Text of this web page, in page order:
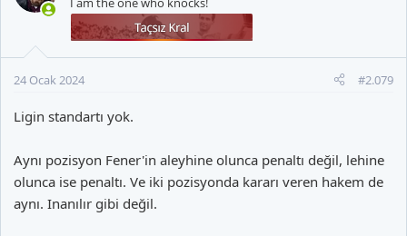
l
24 Ocak 2024 #2.079
Ligin standartı yok.
Aynı pozisyon Fener'in aleyhine olunca penaltı değil, lehine
olunca ise penaltı. Ve iki pozisyonda kararı veren hakem de
aynı. Inanılır gibi değil.